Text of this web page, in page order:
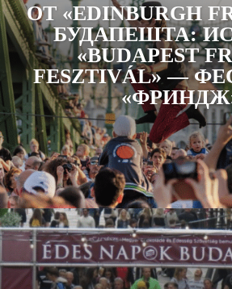
ОТ «EDINBURGH
БУДАПЕШТА:
«BUDAPEST
FESZTIVÁL» —